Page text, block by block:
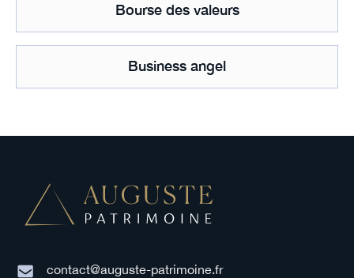
Bourse des valeurs
Business angel
contact@auguste-patrimoine.fr